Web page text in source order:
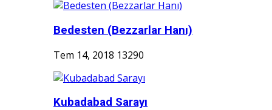
Bedesten (Bezzarlar Hanı)
Tem 14, 2018 13290
Kubadabad Sarayı